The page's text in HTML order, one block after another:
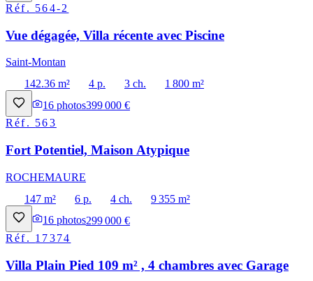
Réf. 564-2
Vue dégagée, Villa récente avec Piscine
Saint-Montan
142.36 m²
4 p. 3 ch.
1 800 m²
16 photos399 000 €
Réf. 563
Fort Potentiel, Maison Atypique
ROCHEMAURE
147 m²
6 p. 4 ch.
9 355 m²
16 photos299 000 €
Réf. 17374
Villa Plain Pied 109 m² , 4 chambres avec Garage